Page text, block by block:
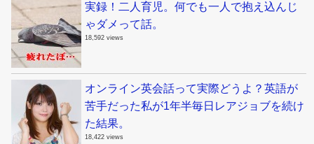
実録！二人育児。何でも一人で抱え込んじ
ゃダメって話。
18,592 views
オンライン英会話って実際どうよ？英語が
苦手だった私が1年半毎日レアジョブを続け
た結果。
18,422 views